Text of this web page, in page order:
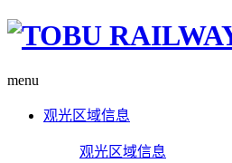
menu
观光区域信息
观光区域信息